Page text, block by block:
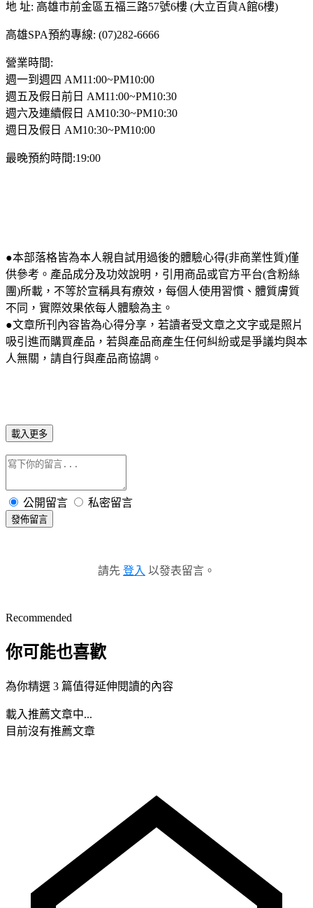
地 址: 高雄市前金區五福三路57號6樓 (大立百貨A館6樓)
高雄SPA預約專線: (07)282-6666
營業時間:
週一到週四 AM11:00~PM10:00
週五及假日前日 AM11:00~PM10:30
週六及連續假日 AM10:30~PM10:30
週日及假日 AM10:30~PM10:00
最晚預約時間:19:00
●本部落格皆為本人親自試用過後的體驗心得(非商業性質)僅
供參考。產品成分及功效說明，引用商品或官方平台(含粉絲
團)所載，不等於宣稱具有療效，每個人使用習慣、體質膚質
不同，實際效果依每人體驗為主。
●文章所刊內容皆為心得分享，若讀者受文章之文字或是照片
吸引進而購買產品，若與產品商產生任何糾紛或是爭議均與本
人無關，請自行與產品商協調。
載入更多
公開留言 私密留言
發佈留言
請先 登入 以發表留言。
Recommended
你可能也喜歡
為你精選 3 篇值得延伸閱讀的內容
載入推薦文章中...
目前沒有推薦文章